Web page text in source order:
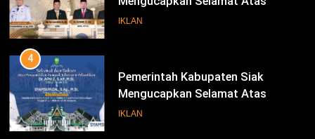
Pengambilan Sumpah Jabatan
IKLAN
4
Pemerintah Kabupaten Siak
Mengucapkan Selamat Atas
Pengambilan Sumpah Jabatan
IKLAN